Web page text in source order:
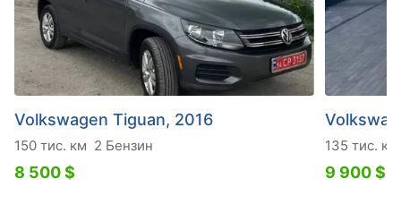
Volkswagen Tiguan, 2016
150 тис. км 2 Бензин
8 500 $
135 тис. км
9 900 $